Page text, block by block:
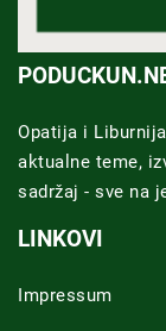
Opatija i
aktualne teme,
sadržaj - sve na
LINKOVI
Impressum